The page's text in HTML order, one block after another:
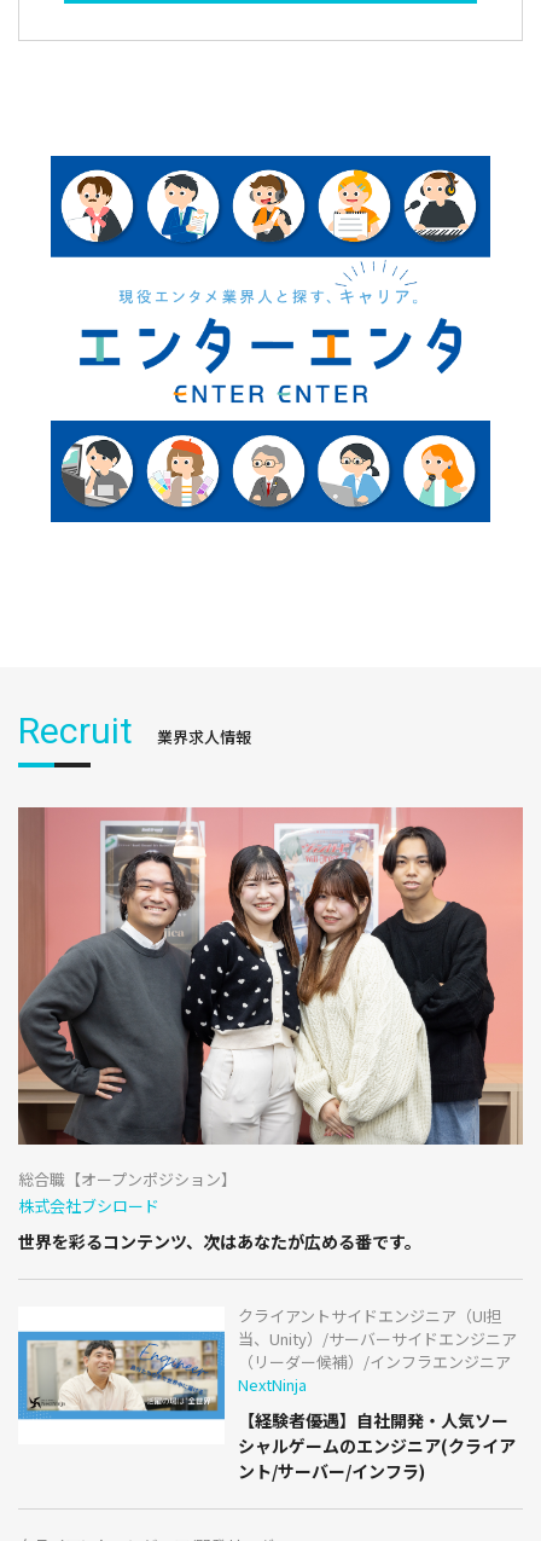
Recruit 業界求人情報
総合職【オープンポジション】
株式会社ブシロード
世界を彩るコンテンツ、次はあなたが広める番です。
クライアントサイドエンジニア（UI担
当、Unity）/サーバーサイドエンジニア
（リーダー候補）/インフラエンジニア
NextNinja
【経験者優遇】自社開発・人気ソー
シャルゲームのエンジニア(クライア
ント/サーバー/インフラ)